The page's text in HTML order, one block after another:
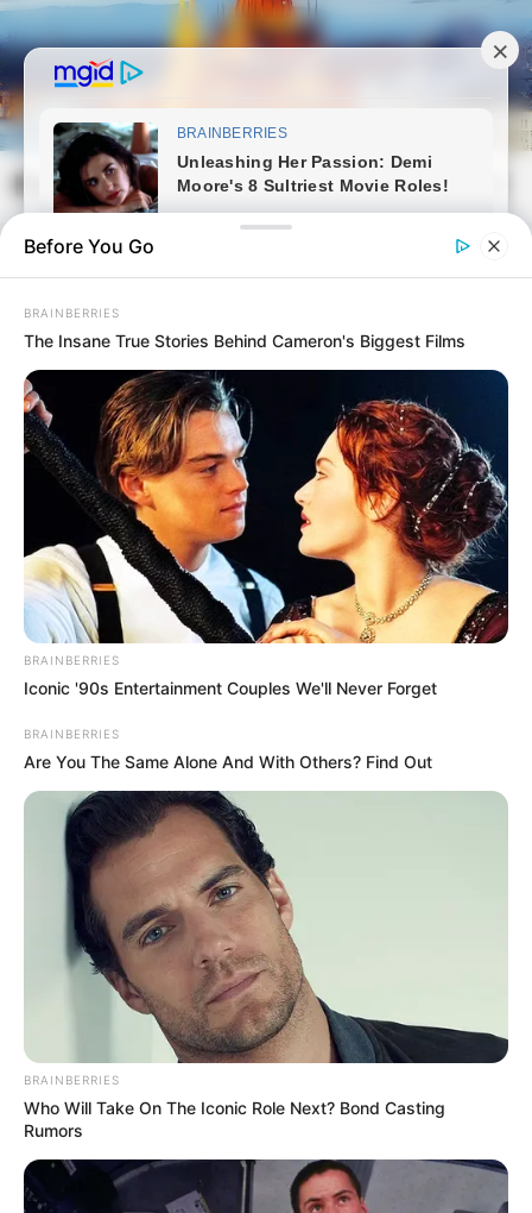
Skip
to
content
Magyarvilag.com
Open
Search
Posted
in
Friss hírek
Döbbenetes bejelentést tett
bySzerző • January 12, 2026
Before You Go
BRAINBERRIES
The Insane True Stories Behind Cameron's Biggest Films
BRAINBERRIES
Iconic '90s Entertainment Couples We'll Never Forget
BRAINBERRIES
Are You The Same Alone And With Others? Find Out
BRAINBERRIES
Who Will Take On The Iconic Role Next? Bond Casting
Rumors